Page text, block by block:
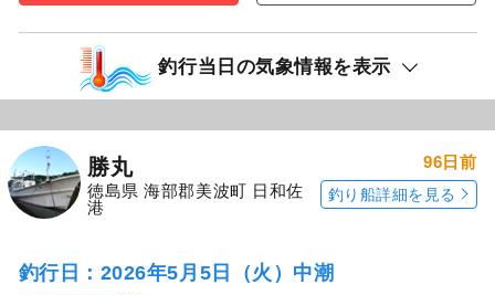
釣行当日の気象情報を表示
勝丸
徳島県 海部郡美波町 日和佐
港
96日前
釣り船詳細を見る
釣行日：2026年5月5日（火）中潮